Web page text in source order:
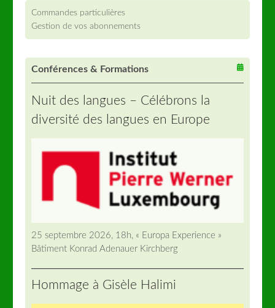
Commandes particulières
Gestion de vos abonnements
Conférences & Formations
Nuit des langues – Célébrons la
diversité des langues en Europe
25 septembre 2026, 18h, « Europa Experience »
Bâtiment Konrad Adenauer Kirchberg
Hommage à Gisèle Halimi